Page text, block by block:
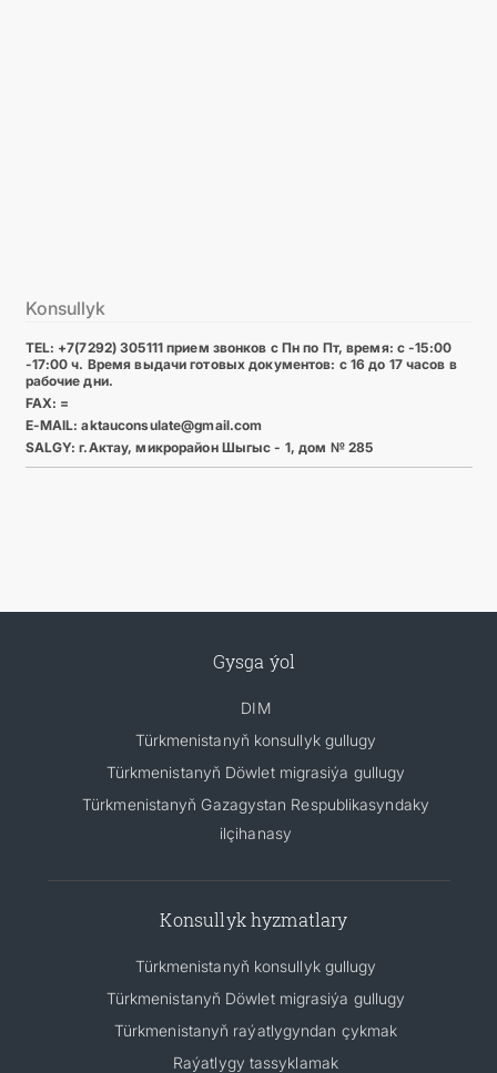
Konsullyk
TEL: +7(7292) 305111 прием звонков с Пн по Пт, время: с -15:00
-17:00 ч. Время выдачи готовых документов: с 16 до 17 часов в
рабочие дни.
FAX: =
E-MAIL: aktauconsulate@gmail.com
SALGY: г.Актау, микрорайон Шыгыс - 1, дом № 285
Gysga ýol
DIM
Türkmenistanyň konsullyk gullugy
Türkmenistanyň Döwlet migrasiýa gullugy
Türkmenistanyň Gazagystan Respublikasyndaky
ilçihanasy
Konsullyk hyzmatlary
Türkmenistanyň konsullyk gullugy
Türkmenistanyň Döwlet migrasiýa gullugy
Türkmenistanyň raýatlygyndan çykmak
Raýatlygy tassyklamak